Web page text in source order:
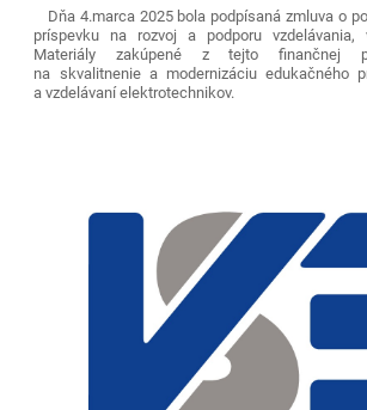
Dňa 4.marca 2025 bola podpísaná zmluva o
príspevku na rozvoj a podporu
Materiály zakúpené z tejto finančnej
na skvalitnenie a modernizáciu edukačného
a vzdelávaní elektrotechnikov.